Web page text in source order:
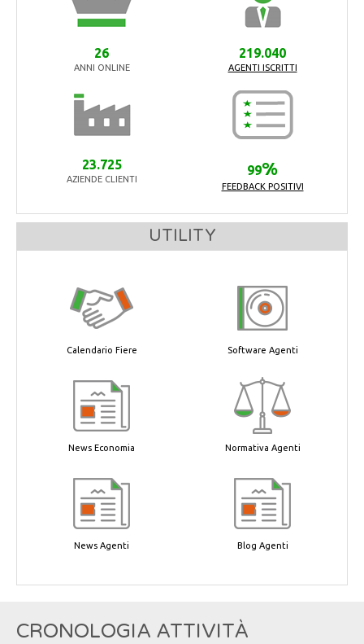
26
ANNI ONLINE
219.040
AGENTI ISCRITTI
23.725
AZIENDE CLIENTI
99%
FEEDBACK POSITIVI
UTILITY
Calendario Fiere Software Agenti
News Economia Normativa Agenti
News Agenti Blog Agenti
CRONOLOGIA ATTIVITÀ